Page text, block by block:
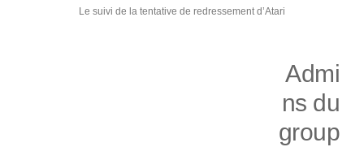
Le suivi de la tentative de redressement d’Atari
Admi
ns du
group